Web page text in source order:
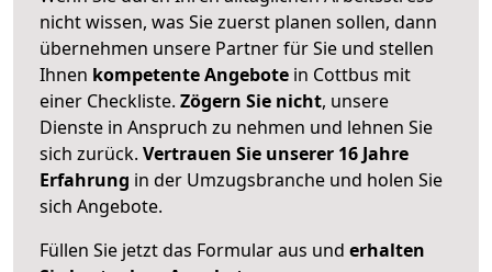
nicht wissen, was Sie zuerst planen sollen, dann
übernehmen unsere Partner für Sie und stellen
Ihnen kompetente Angebote in Cottbus mit
einer Checkliste. Zögern Sie nicht, unsere
Dienste in Anspruch zu nehmen und lehnen Sie
sich zurück. Vertrauen Sie unserer 16 Jahre
Erfahrung in der Umzugsbranche und holen Sie
sich Angebote.
Füllen Sie jetzt das Formular aus und erhalten